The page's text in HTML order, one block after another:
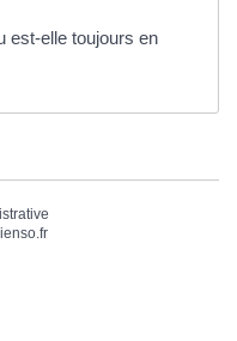
est-elle toujours en